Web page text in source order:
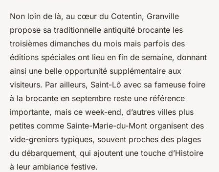
Non loin de là, au cœur du Cotentin, Granville
propose sa traditionnelle antiquité brocante les
troisièmes dimanches du mois mais parfois des
éditions spéciales ont lieu en fin de semaine, donnant
ainsi une belle opportunité supplémentaire aux
visiteurs. Par ailleurs, Saint-Lô avec sa fameuse foire
à la brocante en septembre reste une référence
importante, mais ce week-end, d’autres villes plus
petites comme Sainte-Marie-du-Mont organisent des
vide-greniers typiques, souvent proches des plages
du débarquement, qui ajoutent une touche d’Histoire
à leur ambiance festive.